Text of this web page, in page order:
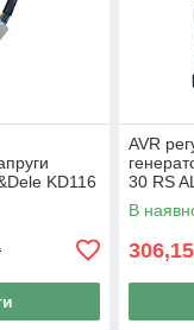
KD116
AVR
30 RS AL
В
306,15